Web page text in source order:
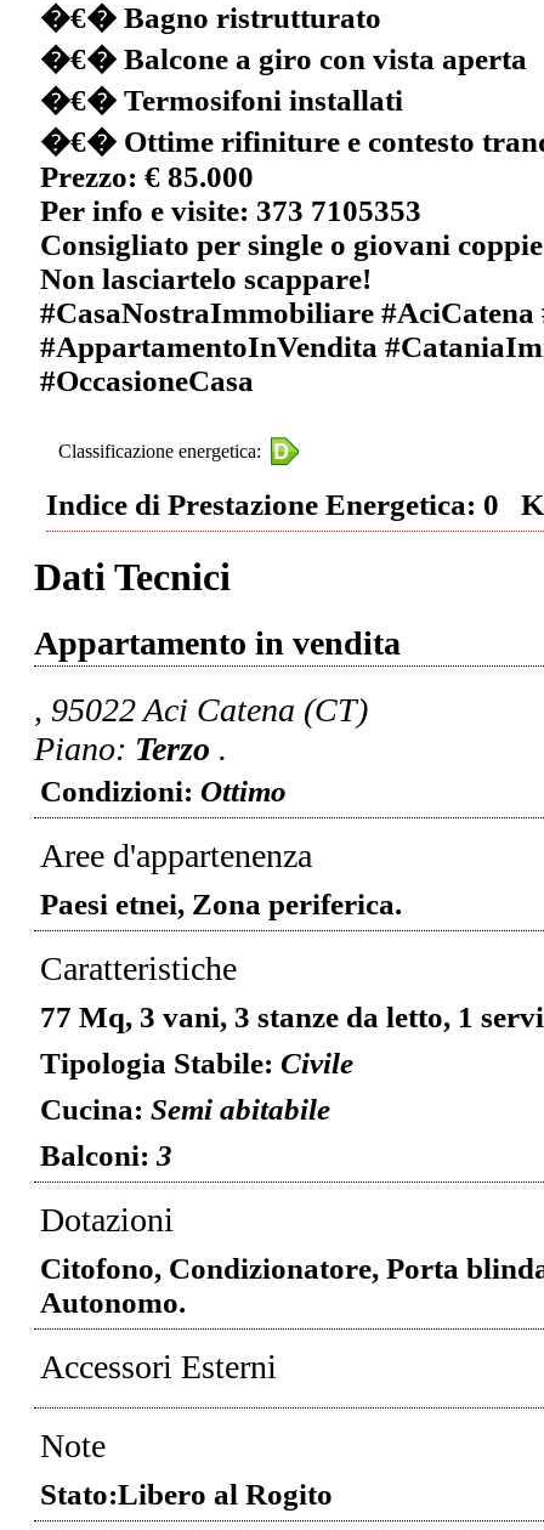
�€� Bagno ristrutturato
�€� Balcone a giro con vista aperta
�€� Termosifoni installati
�€� Ottime rifiniture e contesto
Prezzo: € 85.000
Per info e visite: 373 7105353
Consigliato per single o giovani
Non lasciartelo scappare!
#CasaNostraImmobiliare #AciCatena
#AppartamentoInVendita
#OccasioneCasa
Classificazione energetica:
Indice di Prestazione Energetica: 0
Dati Tecnici
Appartamento in vendita
, 95022 Aci Catena (CT)
Piano: Terzo .
Condizioni: Ottimo
Aree d'appartenenza
Paesi etnei, Zona periferica.
Caratteristiche
77 Mq, 3 vani, 3 stanze da letto, 1
Tipologia Stabile: Civile
Cucina: Semi abitabile
Balconi: 3
Dotazioni
Citofono, Condizionatore, Porta
Autonomo.
Accessori Esterni
Note
Stato:Libero al Rogito